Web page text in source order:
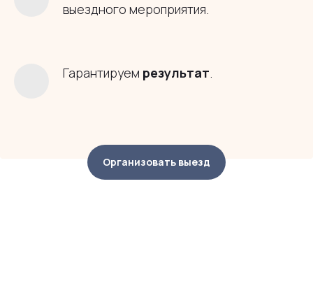
выездного мероприятия.
Гарантируем результат.
Организовать выезд